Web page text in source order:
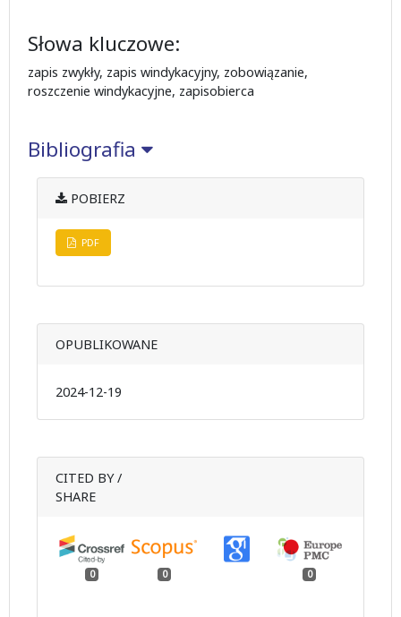
Słowa kluczowe:
zapis zwykły, zapis windykacyjny, zobowiązanie,
roszczenie windykacyjne, zapisobierca
Bibliografia
POBIERZ
PDF
OPUBLIKOWANE
2024-12-19
CITED BY /
SHARE
0 0 0